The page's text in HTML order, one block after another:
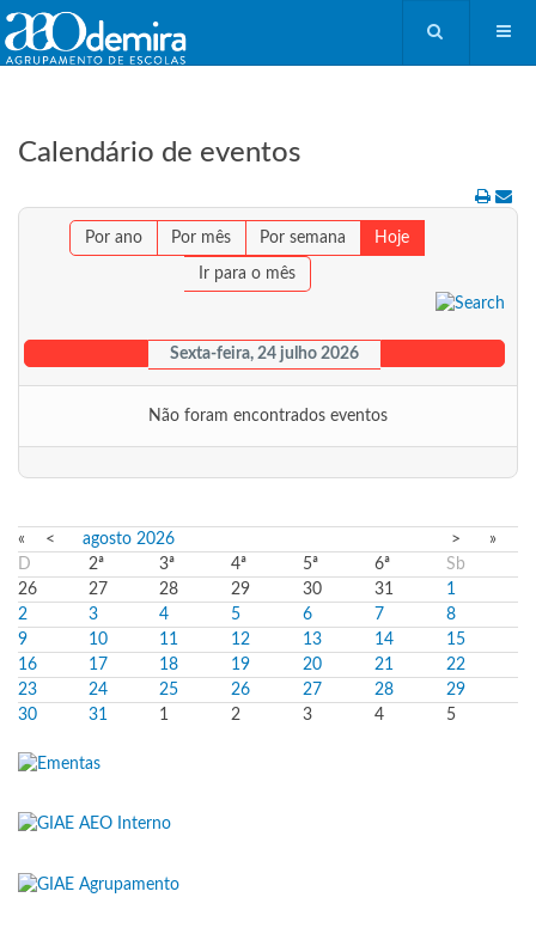
Calendário de eventos
Por ano Por mês Por semana Hoje
Ir para o mês
Sexta-feira, 24 julho 2026
Não foram encontrados eventos
« < agosto 2026 >
»
D
2ª 3ª 4ª 5ª 6ª
Sb
26
27 28 29 30 31
1
2
3 4 5 6 7
8
9
10 11 12 13 14
15
16
17 18 19 20 21
22
23
24 25 26 27 28
29
30
31 1 2 3 4 5